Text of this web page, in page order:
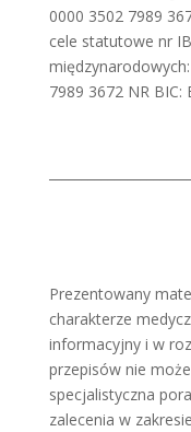
0000 3502 7989
cele statutowe nr
7989 3672 NR BIC:
Prezentowany
charakterze
informacyjny i w
przepisów nie
specjalistyczna
zalecenia w